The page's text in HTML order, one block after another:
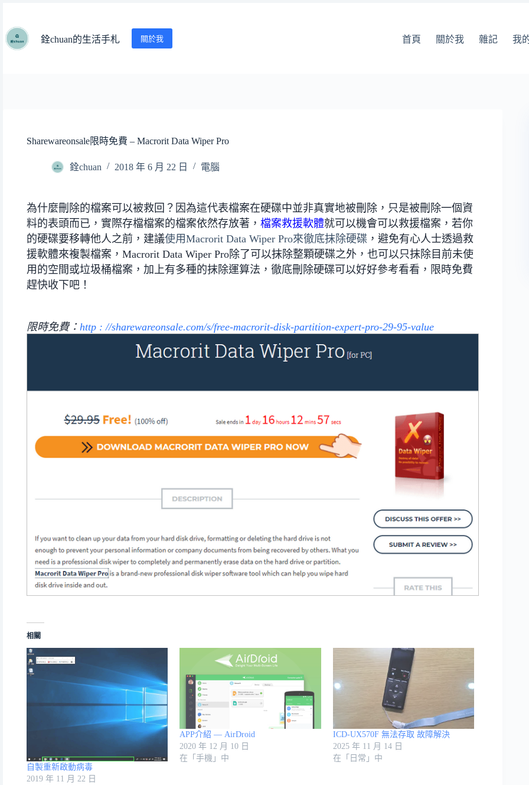
主
銓chuan的生活手札 關於我 首頁 關於我 雜記 我
Sharewareonsale限時免費 – Macrorit Data Wiper Pro
銓chuan 2018 年 6 月 22 日 電腦
為什麼刪除的檔案可以被救回？因為這代表檔案在硬碟中並非真實地被刪除，只是被刪除一個資
料的表頭而已，實際存檔檔案的檔案依然存放著， 檔案救援軟體就可以機會可以救援檔案，若你
的硬碟要移轉他人之前，建議使用Macrorit Data Wiper Pro來徹底抹除硬碟 ，避免有心人士透過救
援軟體來複製檔案，Macrorit Data Wiper Pro除了可以抹除整顆硬碟之外，也可以只抹除目前未使
用的空間或垃圾桶檔案 ，加上有多種的抹除運算法，徹底刪除硬碟可以好好參考看看，限時免費
趕快收下吧！
限時免費： http : //sharewareonsale.com/s/free-macrorit-disk-partition-expert-pro-29-95-value
相關
自製重新啟動病毒
2019 年 11 月 22 日
APP介紹 — AirDroid
2020 年 12 月 10 日
在「手機」中
ICD-UX570F 無法存取 故障解決
2025 年 11 月 14 日
在「日常」中